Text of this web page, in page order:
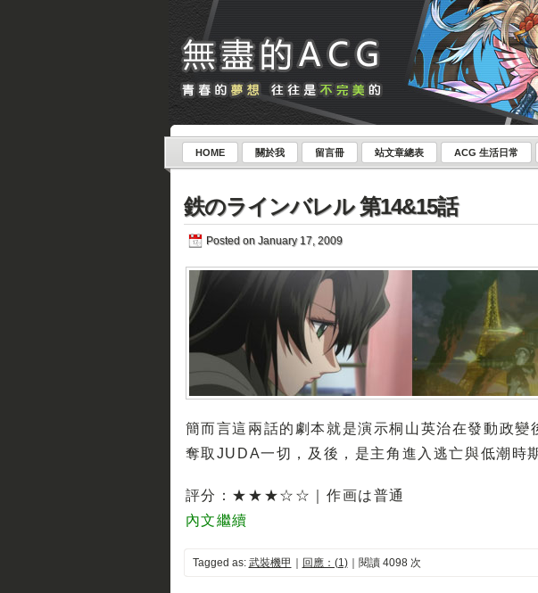
HOME 關於我 留言冊 站文章總表 ACG 生活日常
鉄のラインバレル 第14&15話
Posted on January 17, 2009
簡而言這兩話的劇本就是演示桐山英治在發動政變
奪取JUDA一切，及後，是主角進入逃亡與低潮時
評分：★★★☆☆｜作画は普通
內文繼續
Tagged as: 武裝機甲 回應：(1)｜閱讀 4098 次